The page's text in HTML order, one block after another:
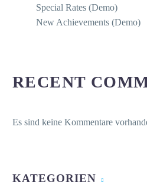
Special Rates (Demo)
New Achievements (Demo)
RECENT
Es sind keine Kommentare
KATEGORIEN